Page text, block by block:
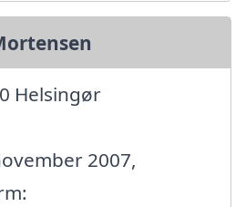
Helsingør
2007,